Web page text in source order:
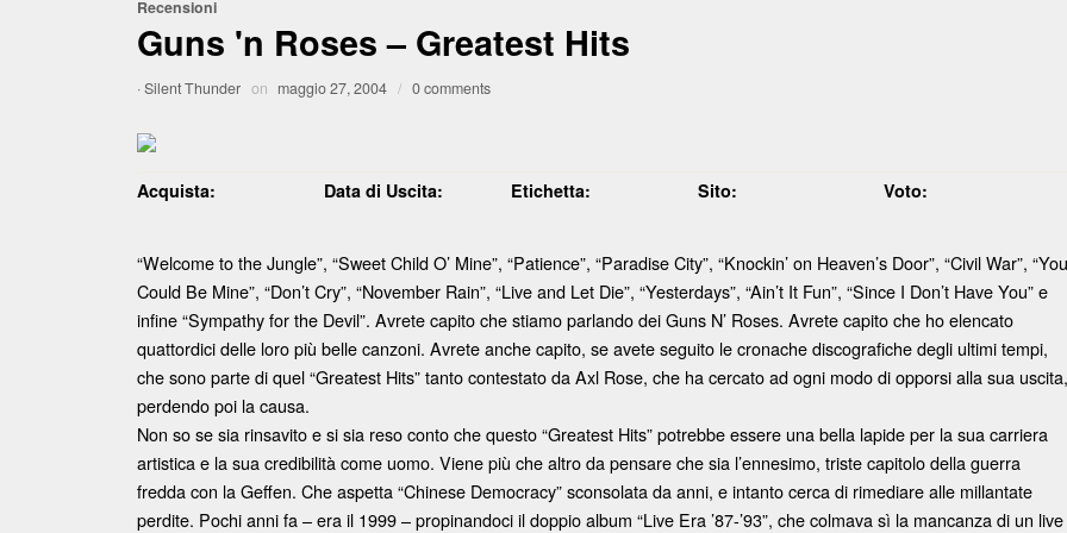
Recensioni
Guns 'n Roses – Greatest Hits
·Silent Thunder on maggio 27, 2004 / 0 comments
Acquista: Data di Uscita: Etichetta: Sito: Voto:
“Welcome to the Jungle”, “Sweet Child O’ Mine”, “Patience”, “Paradise City”, “Knockin’ on Heaven’s Door”, “Civil War”, “You
Could Be Mine”, “Don’t Cry”, “November Rain”, “Live and Let Die”, “Yesterdays”, “Ain’t It Fun”, “Since I Don’t Have You” e
infine “Sympathy for the Devil”. Avrete capito che stiamo parlando dei Guns N’ Roses. Avrete capito che ho elencato
quattordici delle loro più belle canzoni. Avrete anche capito, se avete seguito le cronache discografiche degli ultimi tempi,
che sono parte di quel “Greatest Hits” tanto contestato da Axl Rose, che ha cercato ad ogni modo di opporsi alla sua uscita,
perdendo poi la causa.
Non so se sia rinsavito e si sia reso conto che questo “Greatest Hits” potrebbe essere una bella lapide per la sua carriera
artistica e la sua credibilità come uomo. Viene più che altro da pensare che sia l’ennesimo, triste capitolo della guerra
fredda con la Geffen. Che aspetta “Chinese Democracy” sconsolata da anni, e intanto cerca di rimediare alle millantate
perdite. Pochi anni fa – era il 1999 – propinandoci il doppio album “Live Era ’87-’93”, che colmava sì la mancanza di un live